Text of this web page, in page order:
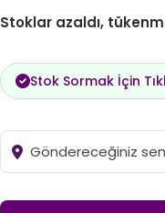
Stoklar azaldı,
Stok Sormak İçin